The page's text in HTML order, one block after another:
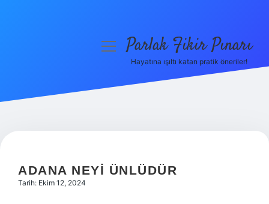
Hakkımızda
menüyüParlak Fikir Pınarı
Hayatına ışıltı katan pratik öneriler!
ADANA NEYI ÜNLÜDÜR
Tarih: Ekim 12, 2024